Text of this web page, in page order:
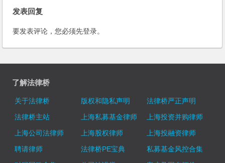
发表回复
要发表评论，您必须先登录。
了解法律桥
关于法律桥 版权和隐私声明
法律桥严正声明
法律桥主站
上海私募基金律师
上海投资并购律师
上海公司法律师
上海股权律师
上海投融资律师
聘请律师
法律桥PE宝典
私募基金风控合集